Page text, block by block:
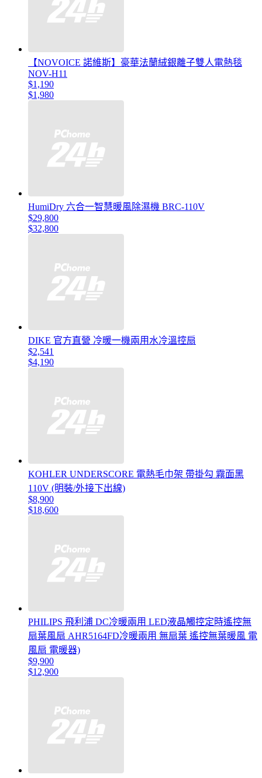
【NOVOICE 諾維斯】豪華法蘭絨銀離子雙人電熱毯
NOV-H11
$1,190
$1,980
HumiDry 六合一智慧暖風除濕機 BRC-110V
$29,800
$32,800
DIKE 官方直營 冷暖一機兩用水冷溫控扇
$2,541
$4,190
KOHLER UNDERSCORE 電熱毛巾架 帶掛勾 霧面黑
110V (明裝/外接下出線)
$8,900
$18,600
PHILIPS 飛利浦 DC冷暖兩用 LED液晶觸控定時遙控無
扇葉風扇 AHR5164FD冷暖兩用 無扇葉 遙控無葉暖風 電
風扇 電暖器)
$9,900
$12,900